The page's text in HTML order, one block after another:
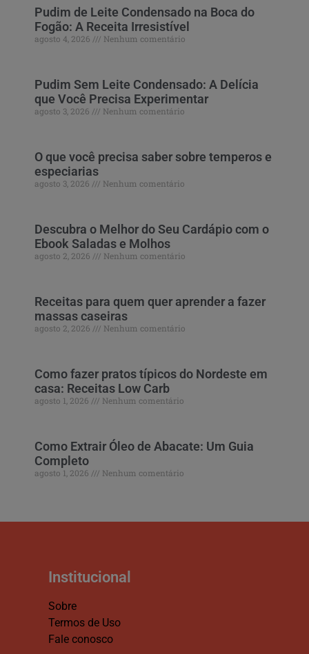
Pudim de Leite Condensado na Boca do
Fogão: A Receita Irresistível
agosto 4, 2026 Nenhum comentário
Pudim Sem Leite Condensado: A Delícia
que Você Precisa Experimentar
agosto 3, 2026 Nenhum comentário
O que você precisa saber sobre temperos e
especiarias
agosto 3, 2026 Nenhum comentário
Descubra o Melhor do Seu Cardápio com o
Ebook Saladas e Molhos
agosto 2, 2026 Nenhum comentário
Receitas para quem quer aprender a fazer
massas caseiras
agosto 2, 2026 Nenhum comentário
Como fazer pratos típicos do Nordeste em
casa: Receitas Low Carb
agosto 1, 2026 Nenhum comentário
Como Extrair Óleo de Abacate: Um Guia
Completo
agosto 1, 2026 Nenhum comentário
Institucional
Sobre
Termos de Uso
Fale conosco